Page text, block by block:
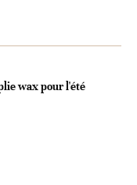
wax pour l'été